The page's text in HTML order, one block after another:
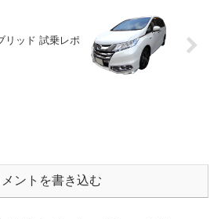
リッド 試乗レポ
メントを書き込む